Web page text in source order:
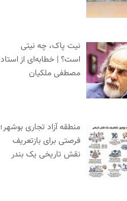
نیت پاک، چه نیتی
است؟ | خطابه‌ای از استاد
مصطفی ملکیان
منطقه آزاد تجاری بوشهر؛
فرصتی برای بازتعریف
نقش تاریخی یک بندر